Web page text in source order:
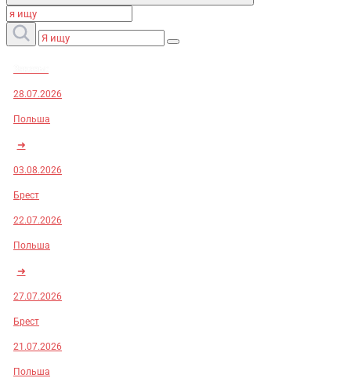
28.07.2026
Польша
➜
03.08.2026
Брест
22.07.2026
Польша
➜
27.07.2026
Брест
21.07.2026
Польша